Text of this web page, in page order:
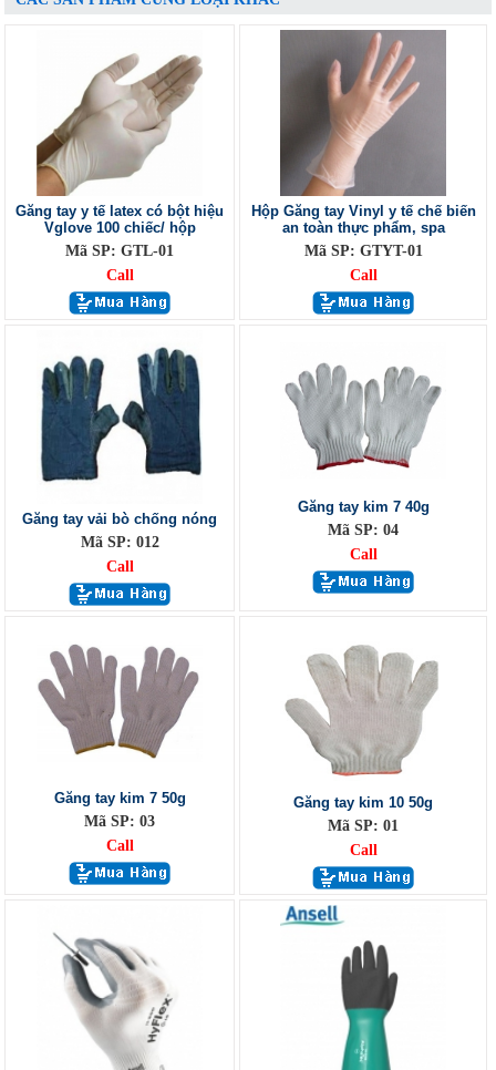
Găng tay y tế latex có bột hiệu
Vglove 100 chiếc/ hộp
Mã SP: GTL-01
Call
Hộp Găng tay Vinyl y tế chế biến
an toàn thực phẩm, spa
Mã SP: GTYT-01
Call
Găng tay vải bò chống nóng
Mã SP: 012
Call
Găng tay kim 7 40g
Mã SP: 04
Call
Găng tay kim 7 50g
Mã SP: 03
Call
Găng tay kim 10 50g
Mã SP: 01
Call